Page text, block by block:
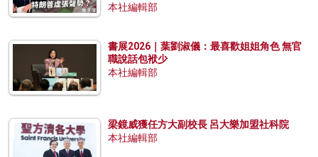
本社編輯部
書展2026｜葉劉淑儀：最喜歡姐姐角色 無官
職說話包袱少
本社編輯部
梁鏡威獲任方大副校長 呂大樂加盟社科院
本社編輯部